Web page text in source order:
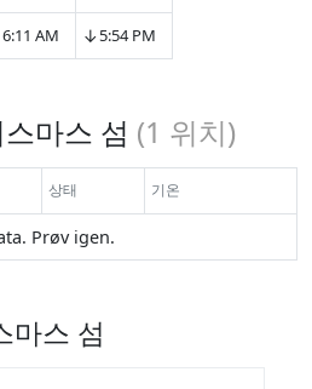
6:11 AM ↓5:54 PM
마스 섬 (1 위치)
상태 기온
Prøv igen.
마스 섬